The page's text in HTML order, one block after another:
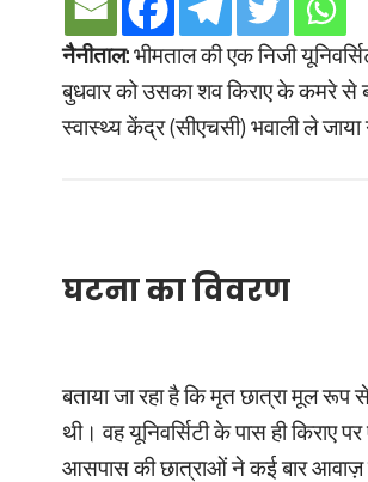
नैनीताल: भीमताल की एक निजी
बुधवार को उसका शव किराए के कमरे
स्वास्थ्य केंद्र (सीएचसी) भवाली ले
घटना का विवरण
बताया जा रहा है कि मृत छात्रा मूल रूप
थी। वह यूनिवर्सिटी के पास ही
आसपास की छात्राओं ने कई बार आवाज़